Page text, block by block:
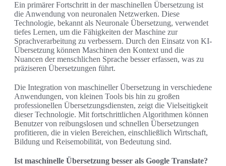
Ein primärer Fortschritt in der maschinellen Übersetzung ist
die Anwendung von neuronalen Netzwerken. Diese
Technologie, bekannt als Neuronale Übersetzung, verwendet
tiefes Lernen, um die Fähigkeiten der Maschine zur
Sprachverarbeitung zu verbessern. Durch den Einsatz von KI-
Übersetzung können Maschinen den Kontext und die
Nuancen der menschlichen Sprache besser erfassen, was zu
präziseren Übersetzungen führt.
Die Integration von maschineller Übersetzung in verschiedene
Anwendungen, von kleinen Tools bis hin zu großen
professionellen Übersetzungsdiensten, zeigt die Vielseitigkeit
dieser Technologie. Mit fortschrittlichen Algorithmen können
Benutzer von reibungslosen und schnellen Übersetzungen
profitieren, die in vielen Bereichen, einschließlich Wirtschaft,
Bildung und Reisemobilität, von Bedeutung sind.
Ist maschinelle Übersetzung besser als Google Translate?